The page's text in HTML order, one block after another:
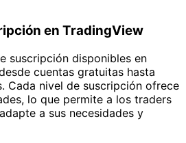
en TradingView
suscripción disponibles en
cuentas gratuitas hasta
Cada nivel de suscripción ofrece
lo que permite a los traders
a sus necesidades y